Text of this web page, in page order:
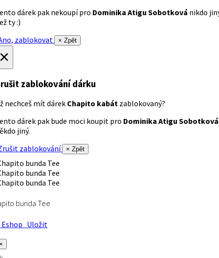
dárek pak nekoupí pro Dominika Atigu Sobotková nikdo
ty :)
zablokovat
× Zpět
zablokování dárku
nechceš mít dárek Chapito kabát zablokovaný?
dárek pak bude moci koupit pro Dominika Atigu Sobotková
jiný.
zablokování
× Zpět
bunda Tee
Uložit